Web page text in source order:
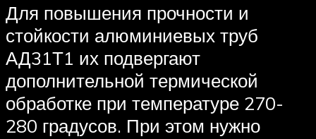
Для повышения прочности и
стойкости алюминиевых труб
АД31Т1 их подвергают
дополнительной термической
обработке при температуре 270-
280 градусов. При этом нужно